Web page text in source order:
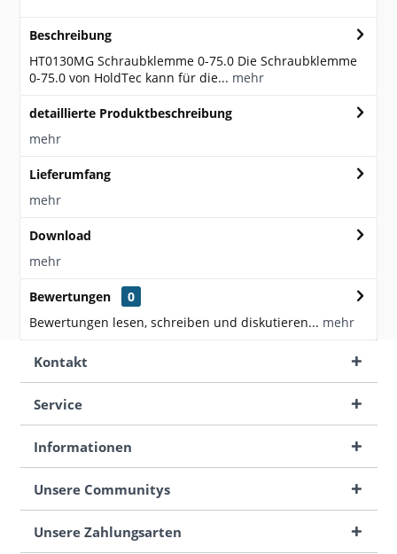
Beschreibung
HT0130MG Schraubklemme 0-75.0 Die Schraubklemme
0-75.0 von HoldTec kann für die... mehr
detaillierte Produktbeschreibung
mehr
Lieferumfang
mehr
Download
mehr
Bewertungen
0
Bewertungen lesen, schreiben und diskutieren... mehr
Kontakt
Service
Informationen
Unsere Communitys
Unsere Zahlungsarten